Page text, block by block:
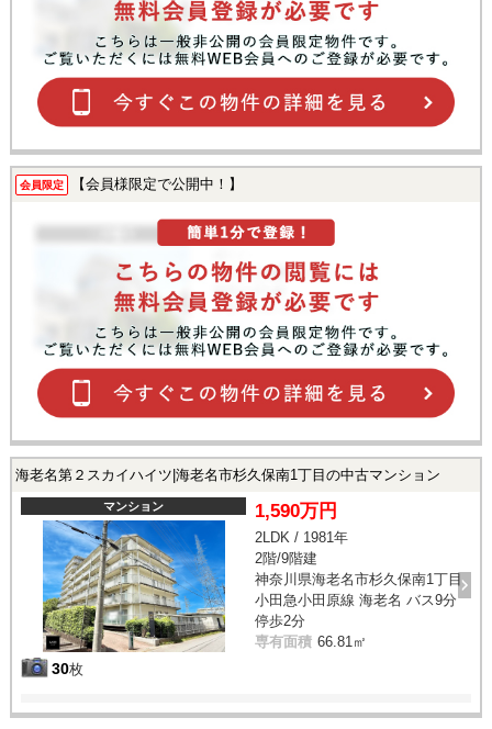
会員限定 【会員様限定で公開中！】
海老名第２スカイハイツ|海老名市杉久保南1丁目の中古マンション
マンション
30枚
1,590万円
2LDK / 1981年
2階/9階建
神奈川県海老名市杉久保南1丁目
小田急小田原線 海老名 バス9分
停歩2分
専有面積 66.81㎡